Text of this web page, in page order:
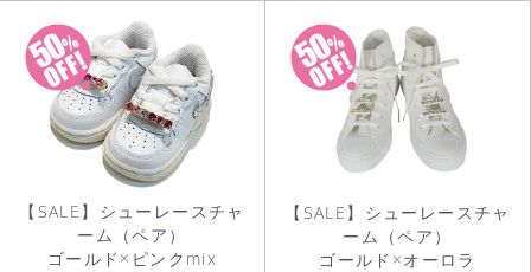
【SALE】シューレースチャ
ーム（ペア）
ゴールド×ピンクmix
【SALE】シューレースチャ
ーム（ペア）
ゴールド×オーロラ